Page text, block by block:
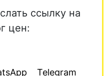
ссылку на
цен:
Telegram